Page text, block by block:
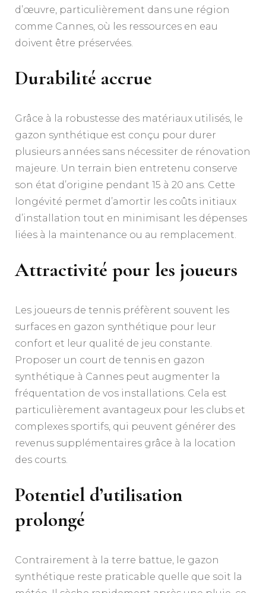
d’œuvre, particulièrement dans une région
comme Cannes, où les ressources en eau
doivent être préservées.
Durabilité accrue
Grâce à la robustesse des matériaux utilisés, le
gazon synthétique est conçu pour durer
plusieurs années sans nécessiter de rénovation
majeure. Un terrain bien entretenu conserve
son état d’origine pendant 15 à 20 ans. Cette
longévité permet d’amortir les coûts initiaux
d’installation tout en minimisant les dépenses
liées à la maintenance ou au remplacement.
Attractivité pour les joueurs
Les joueurs de tennis préfèrent souvent les
surfaces en gazon synthétique pour leur
confort et leur qualité de jeu constante.
Proposer un court de tennis en gazon
synthétique à Cannes peut augmenter la
fréquentation de vos installations. Cela est
particulièrement avantageux pour les clubs et
complexes sportifs, qui peuvent générer des
revenus supplémentaires grâce à la location
des courts.
Potentiel d’utilisation
prolongé
Contrairement à la terre battue, le gazon
synthétique reste praticable quelle que soit la